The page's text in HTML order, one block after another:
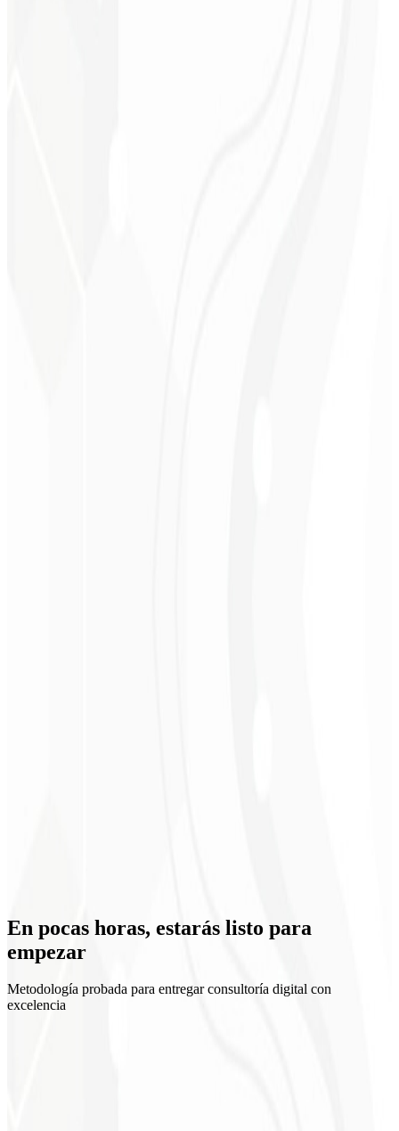
Equipo alineado
En pocas horas, estarás listo para
empezar
Metodología probada para entregar consultoría digital con
excelencia